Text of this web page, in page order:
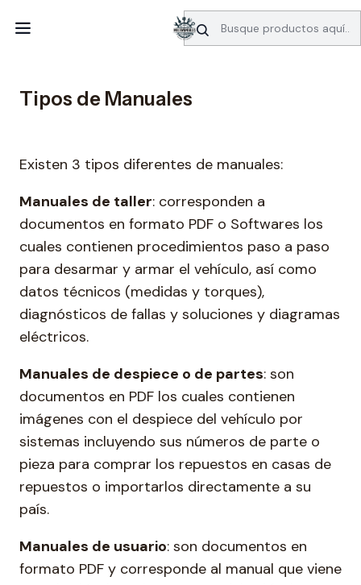
SERVICIO DE BÚSQUEDA DE INFORMACIÓN AUTOMOTRIZ
Tipos de Manuales
Tipos de Manuales
Existen 3 tipos diferentes de manuales:
Manuales de taller: corresponden a
documentos en formato PDF o Softwares los
cuales contienen procedimientos paso a paso
para desarmar y armar el vehículo, así como
datos técnicos (medidas y torques),
diagnósticos de fallas y soluciones y diagramas
eléctricos.
Manuales de despiece o de partes: son
documentos en PDF los cuales contienen
imágenes con el despiece del vehículo por
sistemas incluyendo sus números de parte o
pieza para comprar los repuestos en casas de
repuestos o importarlos directamente a su
país.
Manuales de usuario: son documentos en
formato PDF y corresponde al manual que viene